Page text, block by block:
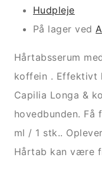
Hudpleje
På lager ved
Hårtabsserum
koffein . Effektivt
Capilia Longa &
hovedbunden. Få
ml / 1 stk..
Hårtab kan være